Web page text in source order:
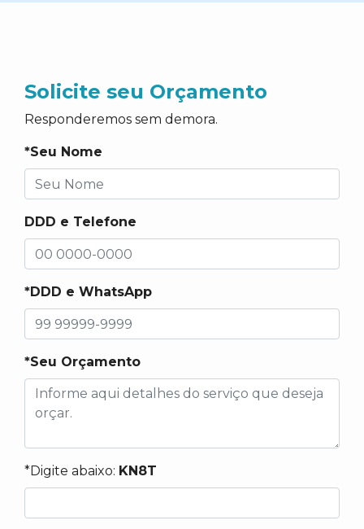
Solicite seu Orçamento
Responderemos sem demora.
*Seu Nome
DDD e Telefone
*DDD e WhatsApp
*Seu Orçamento
*Digite abaixo: KN8T